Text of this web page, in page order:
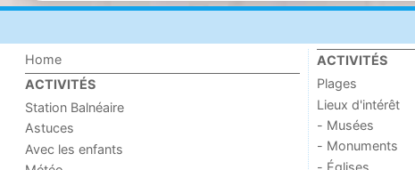
Home
ACTIVITÉS
Station Balnéaire
Astuces
Avec les enfants
ACTIVITÉS
Plages
Lieux d'intérêt
- Musées
- Monuments
- Églises